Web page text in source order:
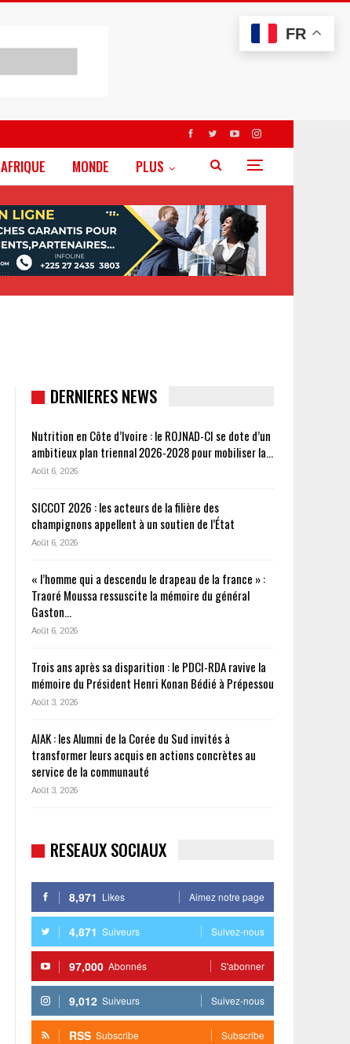
AFRIQUE MONDE PLUS
DERNIERES NEWS
Nutrition en Côte d’Ivoire : le ROJNAD-CI se dote d’un
ambitieux plan triennal 2026-2028 pour mobiliser la…
Août 6, 2026
SICCOT 2026 : les acteurs de la filière des
champignons appellent à un soutien de l’État
Août 6, 2026
« l’homme qui a descendu le drapeau de la france » :
Traoré Moussa ressuscite la mémoire du général
Gaston…
Août 6, 2026
Trois ans après sa disparition : le PDCI-RDA ravive la
mémoire du Président Henri Konan Bédié à Prépessou
Août 3, 2026
AIAK : les Alumni de la Corée du Sud invités à
transformer leurs acquis en actions concrètes au
service de la communauté
Août 3, 2026
RESEAUX SOCIAUX
8,971 Likes Aimez notre page
4,871 Suiveurs Suivez-nous
97,000 Abonnés S'abonner
9,012 Suiveurs Suivez-nous
RSS Subscribe Subscribe
FR